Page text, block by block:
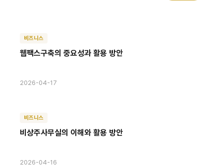
비즈니스
웹팩스구축의 중요성과 활용 방안
2026-04-17
비즈니스
비상주사무실의 이해와 활용 방안
2026-04-16